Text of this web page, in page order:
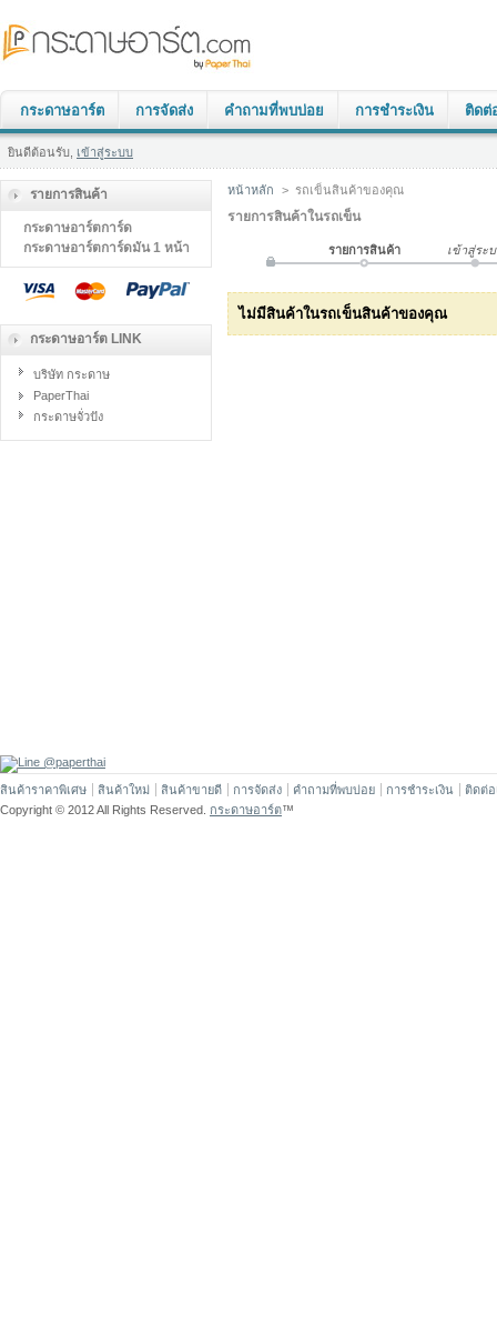
กระดาษอาร์ต การจัดส่ง คำถามที่พบบ่อย การชำระเงิน ติดต่
ยินดีต้อนรับ, เข้าสู่ระบบ
รายการสินค้า
กระดาษอาร์ตการ์ด
กระดาษอาร์ตการ์ดมัน 1 หน้า
กระดาษอาร์ต LINK
บริษัท กระดาษ
PaperThai
กระดาษจั่วปัง
หน้าหลัก > รถเข็นสินค้าของคุณ
รายการสินค้าในรถเข็น
รายการสินค้า เข้าสู่ระ
ไม่มีสินค้าในรถเข็นสินค้าของคุณ
สินค้าราคาพิเศษ สินค้าใหม่ สินค้าขายดี การจัดส่ง คำถามที่พบบ่อย การชำระเงิน
ติดต่อ
Copyright © 2012 All Rights Reserved. กระดาษอาร์ต™